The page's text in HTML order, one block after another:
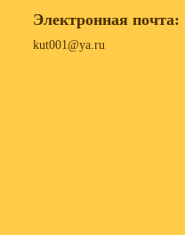
Электронная почта:
kut001@ya.ru